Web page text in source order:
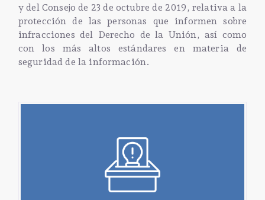
y del Consejo de 23 de octubre de 2019, relativa a la
protección de las personas que informen sobre
infracciones del Derecho de la Unión, así como
con los más altos estándares en materia de
seguridad de la información.